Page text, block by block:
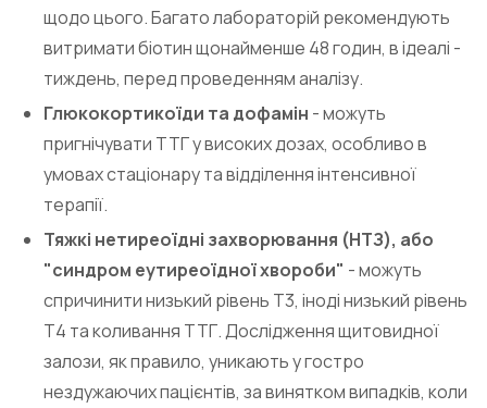
щодо цього. Багато лабораторій рекомендують
витримати біотин щонайменше 48 годин, в ідеалі -
тиждень, перед проведенням аналізу.
Глюкокортикоїди та дофамін - можуть
пригнічувати ТТГ у високих дозах, особливо в
умовах стаціонару та відділення інтенсивної
терапії.
Тяжкі нетиреоїдні захворювання (НТЗ), або
"синдром еутиреоїдної хвороби" - можуть
спричинити низький рівень Т3, іноді низький рівень
Т4 та коливання ТТГ. Дослідження щитовидної
залози, як правило, уникають у гостро
нездужаючих пацієнтів, за винятком випадків, коли